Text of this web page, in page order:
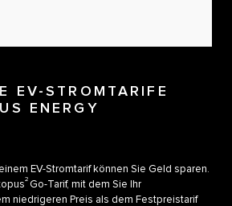
EV-STROMTARIFE
ENERGY
EV-Stromtarif können Sie Geld sparen.
2 Go-Tarif, mit dem Sie Ihr
niedrigeren Preis als dem Festpreistarif